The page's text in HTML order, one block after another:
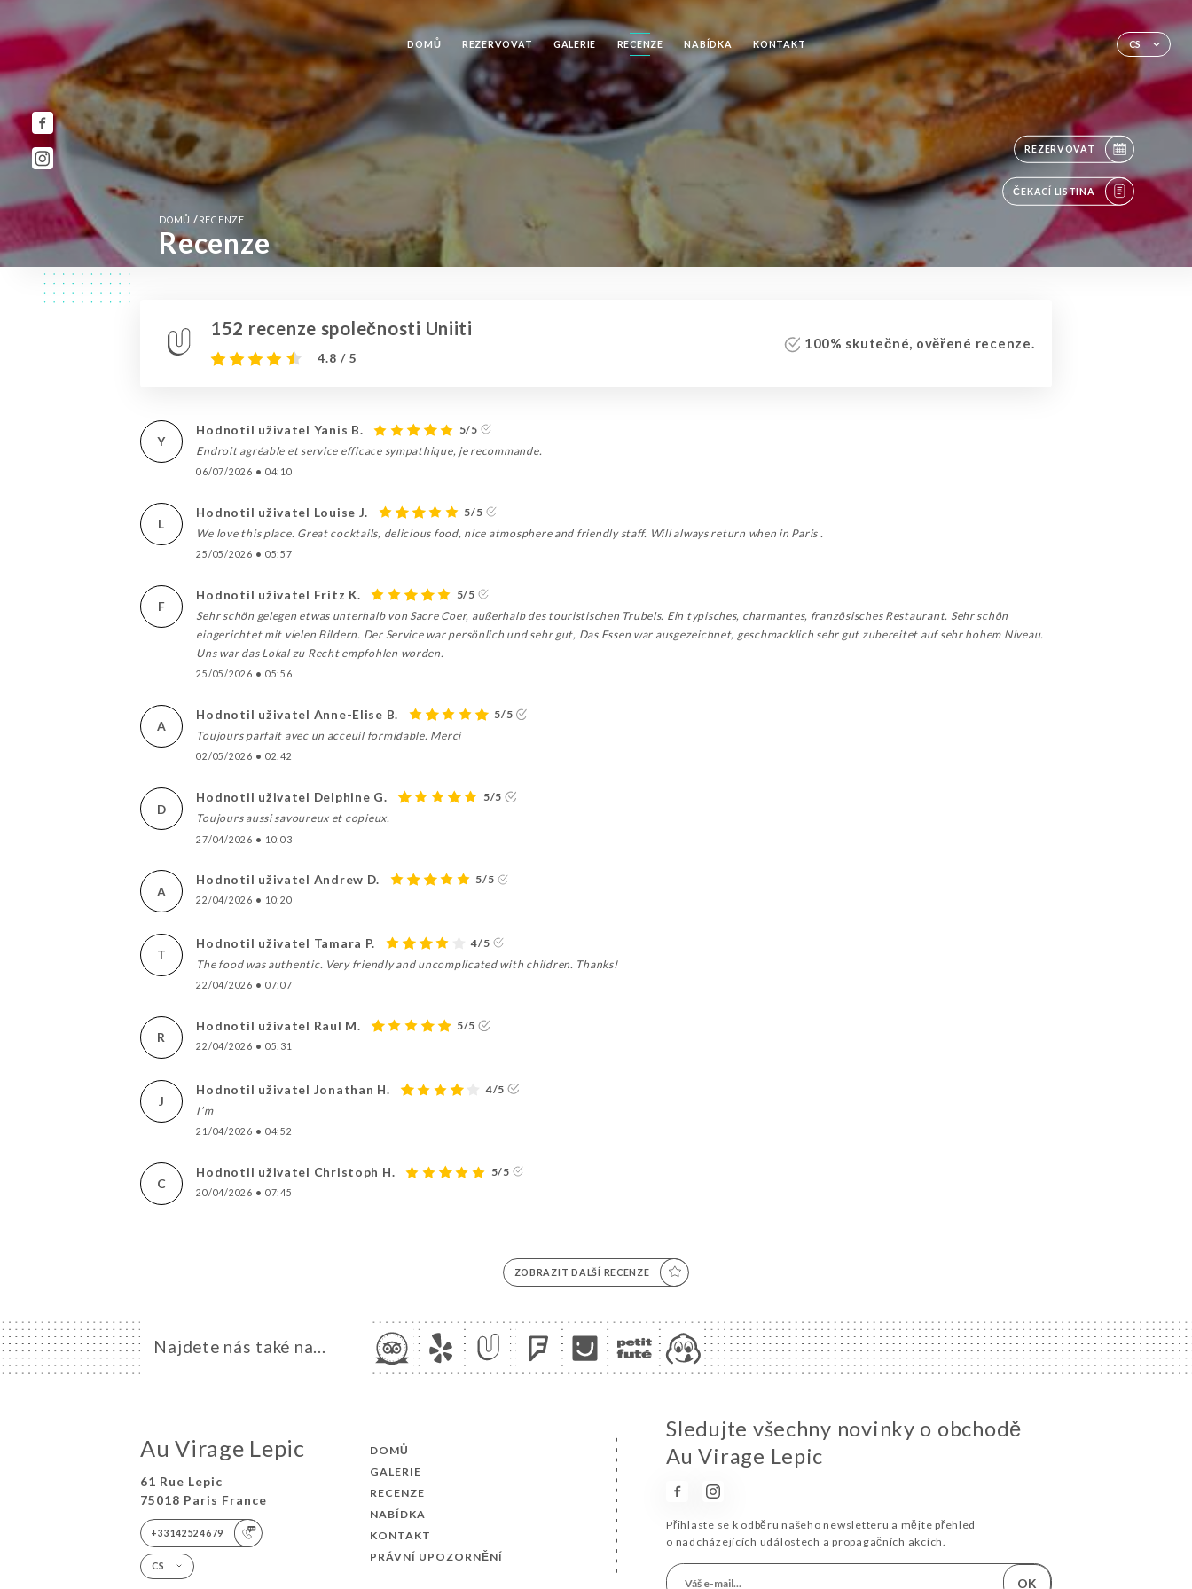
CS
DOMŮ REZERVOVAT GALERIE RECENZE NABÍDKA KONTAKT
REZERVOVAT
ČEKACÍ LISTINA
DOMŮ / RECENZE
Recenze
152 recenze společnosti Uniiti
4.8 / 5
100% skutečné, ověřené recenze.
Y
Hodnotil uživatel Yanis B.
5/5
Endroit agréable et service efficace sympathique, je recommande.
06/07/2026 • 04:10
L
Hodnotil uživatel Louise J.
5/5
We love this place. Great cocktails, delicious food, nice atmosphere and friendly staff. Will always return when in Paris .
25/05/2026 • 05:57
F
Hodnotil uživatel Fritz K.
5/5
Sehr schön gelegen etwas unterhalb von Sacre Coer, außerhalb des touristischen Trubels. Ein typisches, charmantes, französisches Restaurant. Sehr schön
eingerichtet mit vielen Bildern. Der Service war persönlich und sehr gut, Das Essen war ausgezeichnet, geschmacklich sehr gut zubereitet auf sehr hohem Niveau.
Uns war das Lokal zu Recht empfohlen worden.
25/05/2026 • 05:56
A
Hodnotil uživatel Anne-Elise B.
5/5
Toujours parfait avec un acceuil formidable. Merci
02/05/2026 • 02:42
D
Hodnotil uživatel Delphine G.
5/5
Toujours aussi savoureux et copieux.
27/04/2026 • 10:03
A
Hodnotil uživatel Andrew D. 5/5
22/04/2026 • 10:20
T
Hodnotil uživatel Tamara P.
4/5
The food was authentic. Very friendly and uncomplicated with children. Thanks!
22/04/2026 • 07:07
R
Hodnotil uživatel Raul M. 5/5
22/04/2026 • 05:31
J
Hodnotil uživatel Jonathan H.
4/5
I’m
21/04/2026 • 04:52
C
Hodnotil uživatel Christoph H. 5/5
20/04/2026 • 07:45
ZOBRAZIT DALŠÍ RECENZE
Najdete nás také na...
Au Virage Lepic
61 Rue Lepic
75018 Paris France
+33142524679
CS
DOMŮ
GALERIE
RECENZE
NABÍDKA
KONTAKT
PRÁVNÍ UPOZORNĚNÍ
Sledujte všechny novinky o obchodě
Au Virage Lepic
Přihlaste se k odběru našeho newsletteru a mějte přehled
o nadcházejících událostech a propagačních akcích.
OK